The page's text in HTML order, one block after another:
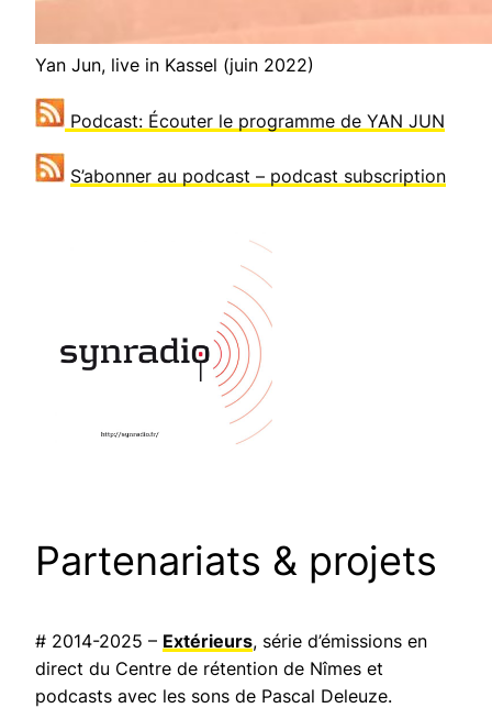
Yan Jun, live in Kassel (juin 2022)
Podcast: Écouter le programme de YAN JUN
S’abonner au podcast – podcast subscription
Partenariats & projets
# 2014-2025 – Extérieurs, série d’émissions en
direct du Centre de rétention de Nîmes et
podcasts avec les sons de Pascal Deleuze.